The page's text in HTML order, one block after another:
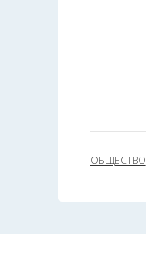
ОБЩЕСТВО